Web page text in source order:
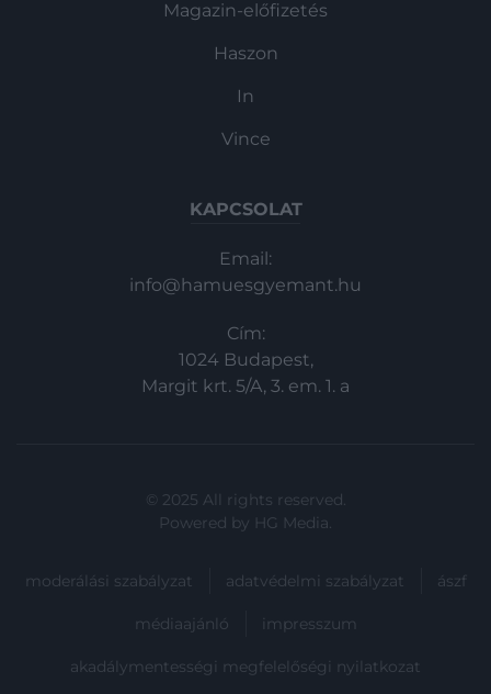
Magazin-előfizetés
Haszon
In
Vince
KAPCSOLAT
Email:
info@hamuesgyemant.hu
Cím:
1024 Budapest,
Margit krt. 5/A, 3. em. 1. a
© 2025 All rights reserved.
Powered by HG Media.
moderálási szabályzat adatvédelmi szabályzat ászf
médiaajánló impresszum
akadálymentességi megfelelőségi nyilatkozat